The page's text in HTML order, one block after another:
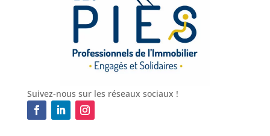
Suivez-nous sur les réseaux sociaux !